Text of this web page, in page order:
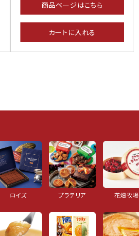
商品ページはこちら
カートに入れる
ロイズ プラテリア 花畑牧場